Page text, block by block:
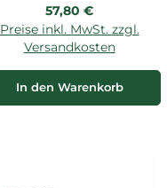
Regulärer Preis:
57,80 €
Preise inkl. MwSt. zzgl.
Versandkosten
In den Warenkorb